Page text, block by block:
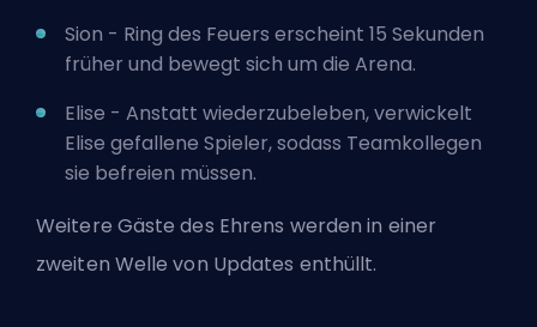
Sion - Ring des Feuers erscheint 15 Sekunden
früher und bewegt sich um die Arena.
Elise - Anstatt wiederzubeleben, verwickelt
Elise gefallene Spieler, sodass Teamkollegen
sie befreien müssen.
Weitere Gäste des Ehrens werden in einer
zweiten Welle von Updates enthüllt.